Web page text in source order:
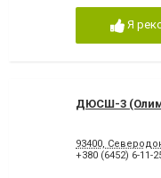
Я
ДЮСШ-3
93400,
+380 (6452) 6-11-